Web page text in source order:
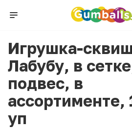
Игрушка-сквиш
Лабубу, в
подвес, в
уп